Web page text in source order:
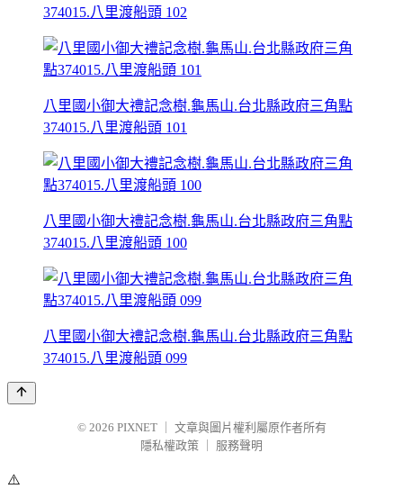
374015.八里渡船頭 102
八里國小御大禮記念樹.龜馬山.台北縣政府三角點
374015.八里渡船頭 101
八里國小御大禮記念樹.龜馬山.台北縣政府三角點
374015.八里渡船頭 100
八里國小御大禮記念樹.龜馬山.台北縣政府三角點
374015.八里渡船頭 099
© 2026 PIXNET
文章與圖片權利屬原作者所有
隱私權政策
服務聲明
⚠️